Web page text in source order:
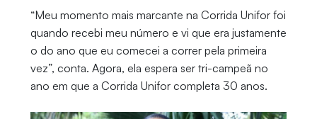
“Meu momento mais marcante na Corrida Unifor foi
quando recebi meu número e vi que era justamente
o do ano que eu comecei a correr pela primeira
vez”, conta. Agora, ela espera ser tri-campeã no
ano em que a Corrida Unifor completa 30 anos.